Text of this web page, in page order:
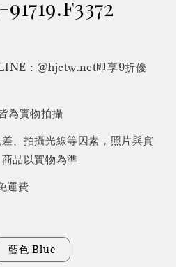
：@hjctw.net即享9折優
為實物拍攝
、拍攝光線等因素，照片與實
品以實物為準
運費
藍色 Blue